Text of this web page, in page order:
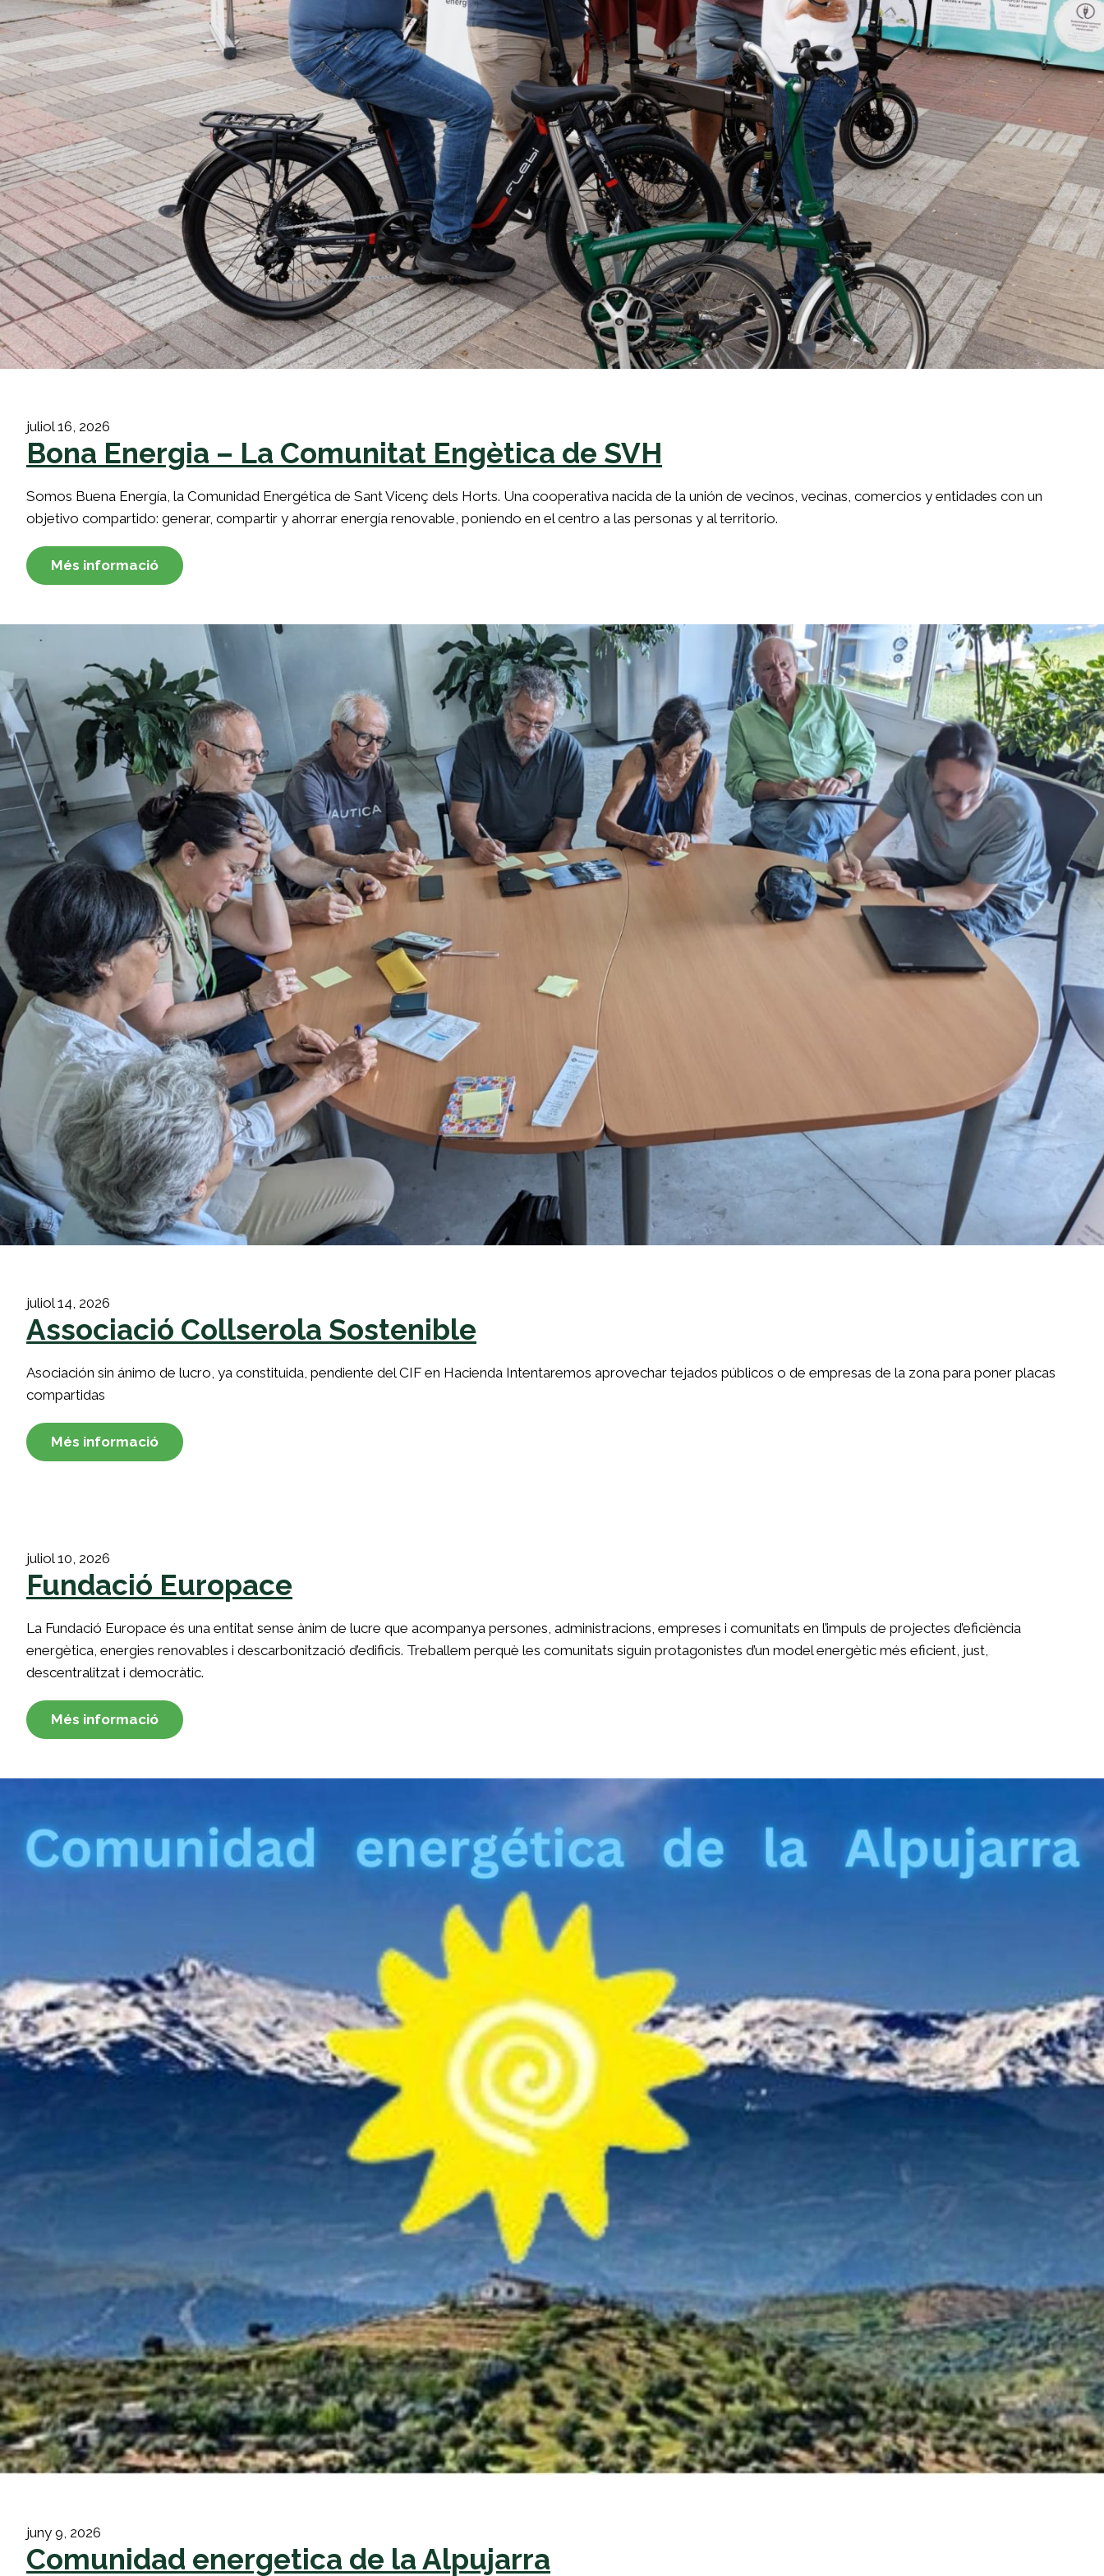
juliol 16, 2026
Bona Energia – La Comunitat Engètica de SVH
Somos Buena Energía, la Comunidad Energética de Sant Vicenç dels Horts. Una cooperativa nacida de la unión de vecinos, vecinas, comercios y entidades con un
objetivo compartido: generar, compartir y ahorrar energía renovable, poniendo en el centro a las personas y al territorio.
Més informació
juliol 14, 2026
Associació Collserola Sostenible
Asociación sin ánimo de lucro, ya constituida, pendiente del CIF en Hacienda Intentaremos aprovechar tejados públicos o de empresas de la zona para poner placas
compartidas
Més informació
juliol 10, 2026
Fundació Europace
La Fundació Europace és una entitat sense ànim de lucre que acompanya persones, administracions, empreses i comunitats en l’impuls de projectes d’eficiència
energètica, energies renovables i descarbonització d’edificis. Treballem perquè les comunitats siguin protagonistes d’un model energètic més eficient, just,
descentralitzat i democràtic.
Més informació
juny 9, 2026
Comunidad energetica de la Alpujarra